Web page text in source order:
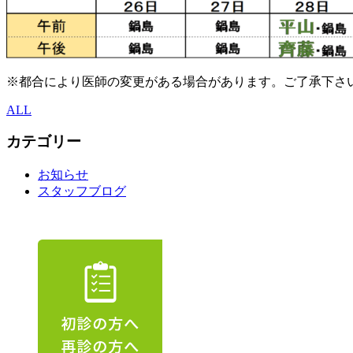
※都合により医師の変更がある場合があります。ご了承下さ
ALL
カテゴリー
お知らせ
スタッフブログ